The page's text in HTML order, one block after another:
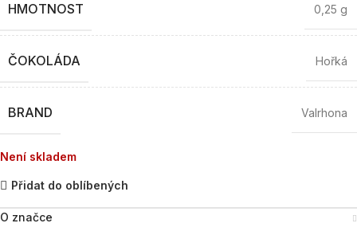
HMOTNOST 0,25 g
ČOKOLÁDA Hořká
BRAND Valrhona
Není skladem
Přidat do oblíbených
O značce